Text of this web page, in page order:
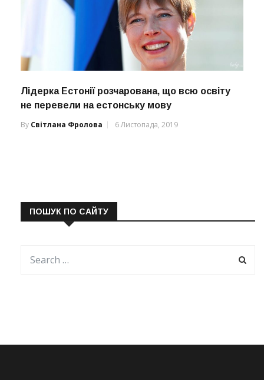
Лідерка Естонії розчарована, що всю освіту
не перевели на естонську мову
By Світлана Фролова 6 Листопада, 2019
ПОШУК ПО САЙТУ